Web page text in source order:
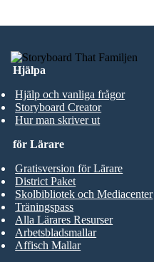
Hjälpa
Hjälp och vanliga frågor
Storyboard Creator
Hur man skriver ut
för Lärare
Gratisversion för Lärare
District Paket
Skolbibliotek och Mediacenter
Träningspass
Alla Lärares Resurser
Arbetsbladsmallar
Affisch Mallar